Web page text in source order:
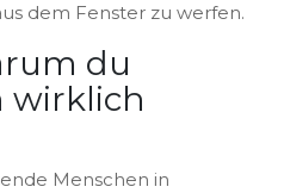
dem Fenster zu werfen.
du
wirklich
Menschen in